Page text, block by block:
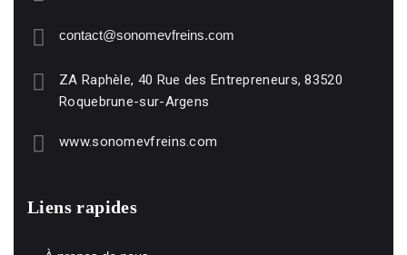
contact@sonomevfreins.com
ZA Raphèle, 40 Rue des Entrepreneurs, 83520
Roquebrune-sur-Argens
www.sonomevfreins.com
Liens rapides